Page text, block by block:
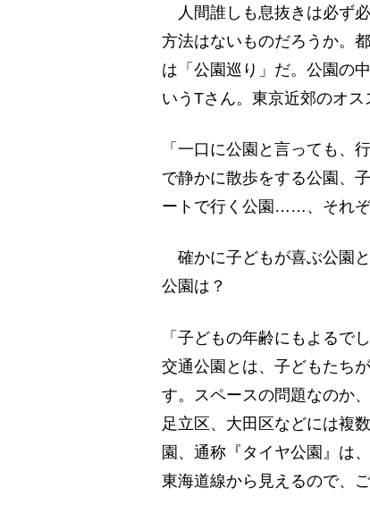
人間誰しも息抜きは必ず
方法はないものだろうか。
は「公園巡り」だ。公園の
いうTさん。東京近郊のオ
「一口に公園と言っても、
で静かに散歩をする公園、
ートで行く公園……、それぞ
確かに子どもが喜ぶ公園
公園は？
「子どもの年齢にもよるで
交通公園とは、子どもたち
す。スペースの問題なのか
足立区、大田区などには複
園、通称『タイヤ公園』は
東海道線から見えるので、